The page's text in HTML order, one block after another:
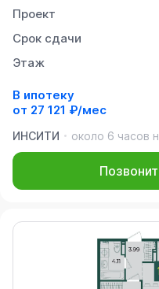
Проект
Срок сдачи
Этаж
В ипотеку
от 27 121 ₽/мес
ИНСИТИ
около 6 часов